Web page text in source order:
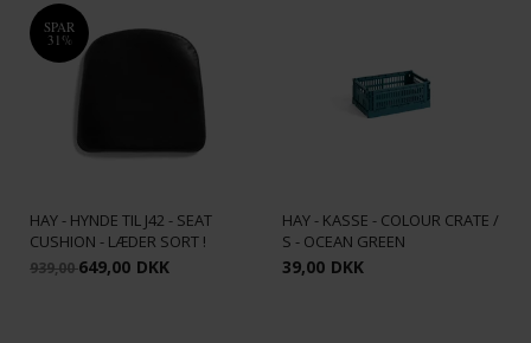
SPAR
31%
HAY - HYNDE TIL J42 - SEAT
CUSHION - LÆDER SORT !
939,00649,00 DKK
HAY - KASSE - COLOUR CRATE /
S - OCEAN GREEN
39,00 DKK